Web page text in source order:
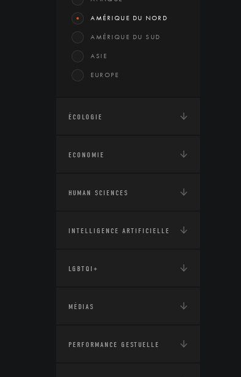
AMÉRIQUE DU NORD
AMÉRIQUE DU SUD
ASIE
EUROPE
ÉCOLOGIE
ECONOMIE
HUMAN SCIENCES
INTELLIGENCE ARTIFICIELLE
LGBTQI+
MÉDIAS
PERFORMANCE GESTUELLE